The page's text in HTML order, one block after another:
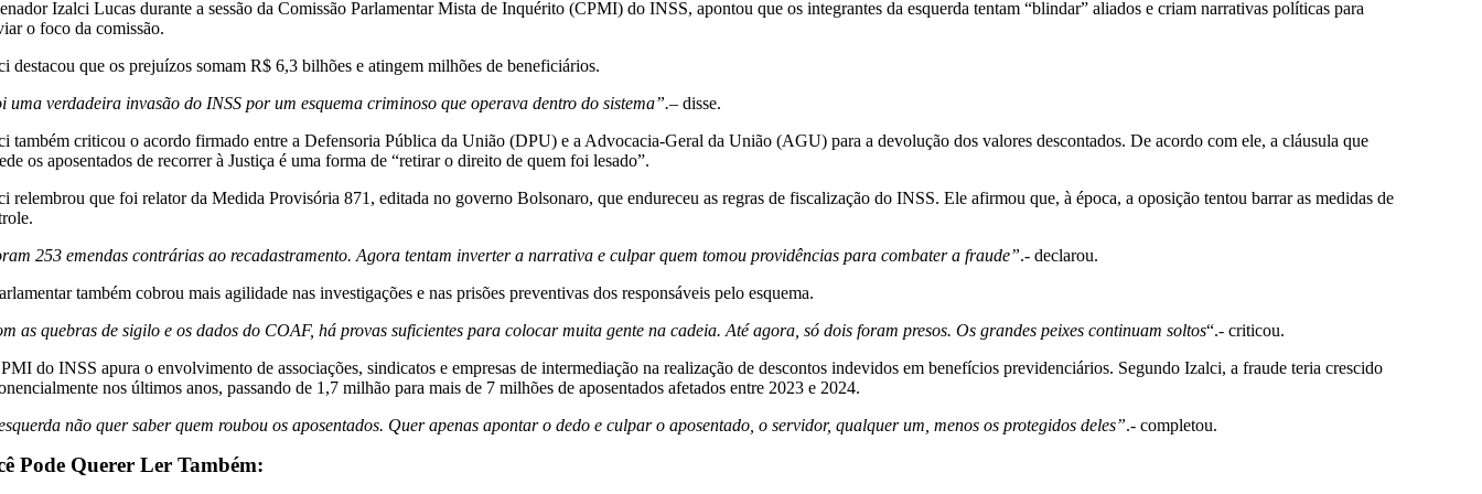
Izalci Lucas durante a sessão da Comissão Parlamentar Mista de Inquérito (CPMI) do INSS, apontou que os integrantes da esquerda tentam “blindar” aliados e criam narrativas políticas para
o foco da comissão.
destacou que os prejuízos somam R$ 6,3 bilhões e atingem milhões de beneficiários.
uma verdadeira invasão do INSS por um esquema criminoso que operava dentro do sistema”.– disse.
também criticou o acordo firmado entre a Defensoria Pública da União (DPU) e a Advocacia-Geral da União (AGU) para a devolução dos valores descontados. De acordo com ele, a cláusula que
os aposentados de recorrer à Justiça é uma forma de “retirar o direito de quem foi lesado”.
relembrou que foi relator da Medida Provisória 871, editada no governo Bolsonaro, que endureceu as regras de fiscalização do INSS. Ele afirmou que, à época, a oposição tentou barrar as medidas de
253 emendas contrárias ao recadastramento. Agora tentam inverter a narrativa e culpar quem tomou providências para combater a fraude”.- declarou.
também cobrou mais agilidade nas investigações e nas prisões preventivas dos responsáveis pelo esquema.
as quebras de sigilo e os dados do COAF, há provas suficientes para colocar muita gente na cadeia. Até agora, só dois foram presos. Os grandes peixes continuam soltos“.- criticou.
do INSS apura o envolvimento de associações, sindicatos e empresas de intermediação na realização de descontos indevidos em benefícios previdenciários. Segundo Izalci, a fraude teria crescido
nos últimos anos, passando de 1,7 milhão para mais de 7 milhões de aposentados afetados entre 2023 e 2024.
não quer saber quem roubou os aposentados. Quer apenas apontar o dedo e culpar o aposentado, o servidor, qualquer um, menos os protegidos deles”.- completou.
Pode Querer Ler Também: